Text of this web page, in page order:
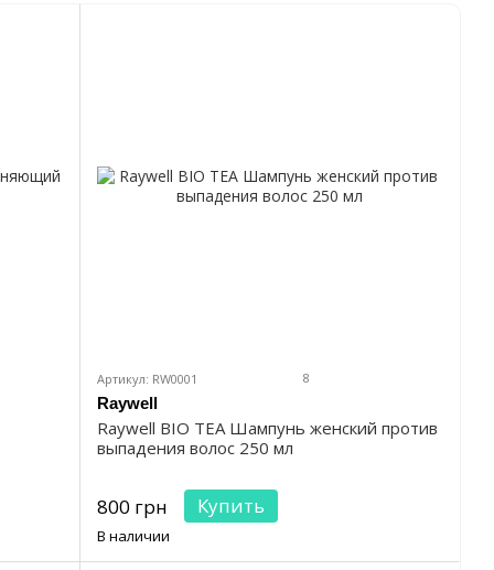
Артикул: RW0001 8
Raywell
Raywell BIO TEA Шампунь женский против
выпадения волос 250 мл
800 грн Купить
В наличии